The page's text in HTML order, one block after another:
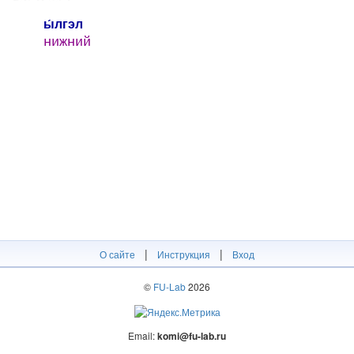
ы́лгэл
нижний
О сайте | Инструкция | Вход
© FU-Lab2026
Email:komi@fu-lab.ru